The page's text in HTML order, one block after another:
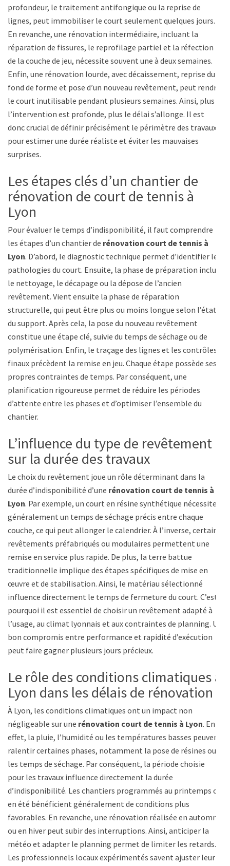
profondeur, le traitement antifongique ou la reprise de
lignes, peut immobiliser le court seulement quelques jours.
En revanche, une rénovation intermédiaire, incluant la
réparation de fissures, le reprofilage partiel et la réfection
de la couche de jeu, nécessite souvent une à deux semaines.
Enfin, une rénovation lourde, avec décaissement, reprise du
fond de forme et pose d’un nouveau revêtement, peut rendre
le court inutilisable pendant plusieurs semaines. Ainsi, plus
l’intervention est profonde, plus le délai s’allonge. Il est
donc crucial de définir précisément le périmètre des travaux
pour estimer une durée réaliste et éviter les mauvaises
surprises.
Les étapes clés d’un chantier de
rénovation de court de tennis à
Lyon
Pour évaluer le temps d’indisponibilité, il faut comprendre
les étapes d’un chantier de rénovation court de tennis à
Lyon. D’abord, le diagnostic technique permet d’identifier les
pathologies du court. Ensuite, la phase de préparation inclut
le nettoyage, le décapage ou la dépose de l’ancien
revêtement. Vient ensuite la phase de réparation
structurelle, qui peut être plus ou moins longue selon l’état
du support. Après cela, la pose du nouveau revêtement
constitue une étape clé, suivie du temps de séchage ou de
polymérisation. Enfin, le traçage des lignes et les contrôles
finaux précèdent la remise en jeu. Chaque étape possède ses
propres contraintes de temps. Par conséquent, une
planification rigoureuse permet de réduire les périodes
d’attente entre les phases et d’optimiser l’ensemble du
chantier.
L’influence du type de revêtement
sur la durée des travaux
Le choix du revêtement joue un rôle déterminant dans la
durée d’indisponibilité d’une rénovation court de tennis à
Lyon. Par exemple, un court en résine synthétique nécessite
généralement un temps de séchage précis entre chaque
couche, ce qui peut allonger le calendrier. À l’inverse, certains
revêtements préfabriqués ou modulaires permettent une
remise en service plus rapide. De plus, la terre battue
traditionnelle implique des étapes spécifiques de mise en
œuvre et de stabilisation. Ainsi, le matériau sélectionné
influence directement le temps de fermeture du court. C’est
pourquoi il est essentiel de choisir un revêtement adapté à
l’usage, au climat lyonnais et aux contraintes de planning. Un
bon compromis entre performance et rapidité d’exécution
peut faire gagner plusieurs jours précieux.
Le rôle des conditions climatiques à
Lyon dans les délais de rénovation
À Lyon, les conditions climatiques ont un impact non
négligeable sur une rénovation court de tennis à Lyon. En
effet, la pluie, l’humidité ou les températures basses peuvent
ralentir certaines phases, notamment la pose de résines ou
les temps de séchage. Par conséquent, la période choisie
pour les travaux influence directement la durée
d’indisponibilité. Les chantiers programmés au printemps ou
en été bénéficient généralement de conditions plus
favorables. En revanche, une rénovation réalisée en automne
ou en hiver peut subir des interruptions. Ainsi, anticiper la
météo et adapter le planning permet de limiter les retards.
Les professionnels locaux expérimentés savent ajuster leur